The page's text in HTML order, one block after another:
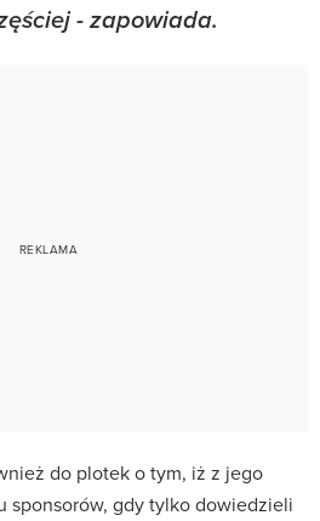
- zapowiada.
do plotek o tym, iż z jego
sponsorów, gdy tylko dowiedzieli